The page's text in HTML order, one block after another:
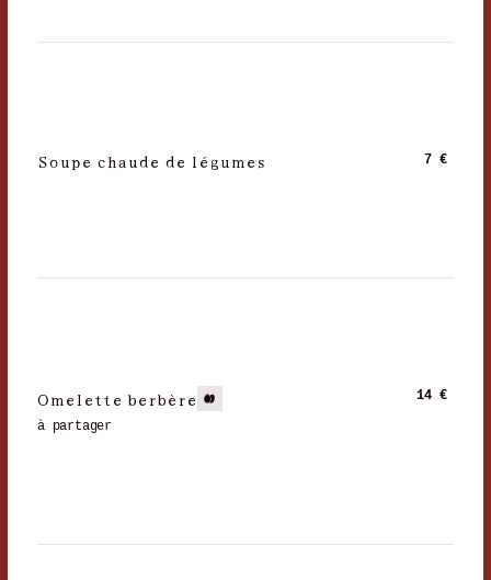
Soupe chaude de légumes 7 €
Omelette berbère
à partager
14 €